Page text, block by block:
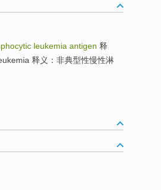
leukemia antigen 释
释义：非典型性慢性淋